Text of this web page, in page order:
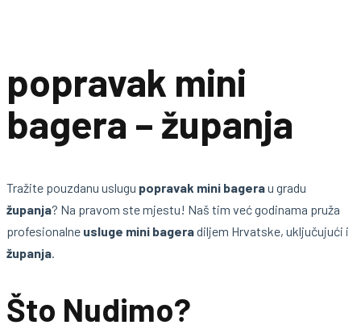
popravak mini
bagera – županja
Tražite pouzdanu uslugu popravak mini bagerau gradu
županja? Na pravom ste mjestu! Naš tim već godinama pruža
profesionalne usluge mini bageradiljem Hrvatske, uključujući i
županja
Što Nudimo?